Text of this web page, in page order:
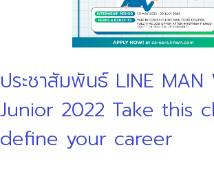
ประชาสัมพันธ์ LINE
Junior 2022 Take this
define your career